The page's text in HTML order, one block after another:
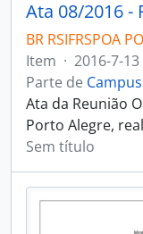
Ata 08/2016 -
BR RSIFRSPOA
Item · 2016-7-13
Parte de
Ata da Reunião
Porto Alegre,
Sem título